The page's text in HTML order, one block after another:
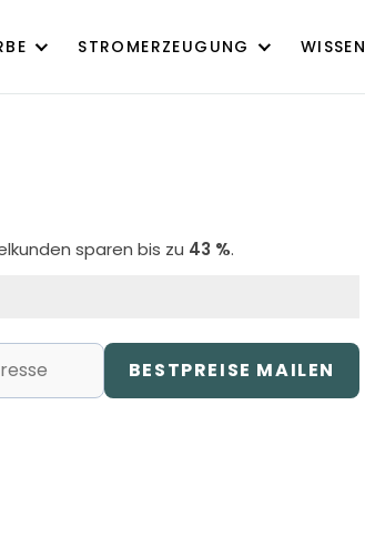
STROMERZEUGUNG WISSEN
sparen bis zu 43 %.
BESTPREISE MAILEN